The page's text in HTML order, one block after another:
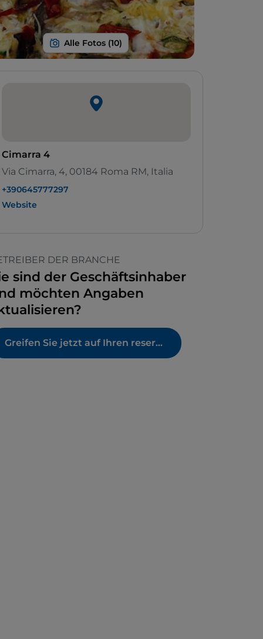
Cimarra 4
Via Cimarra, 4, 00184 Roma RM, Italia
+390645777297
Website
DER BRANCHE
sind der Geschäftsinhaber
möchten Angaben
Greifen Sie jetzt auf Ihren reservierten Bereich zu